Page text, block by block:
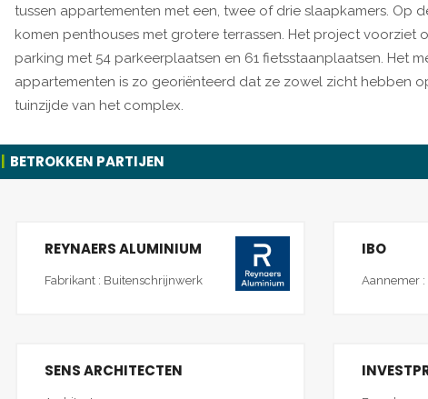
tussen appartementen met een, twee of drie slaapkamers. Op
komen penthouses met grotere terrassen. Het project voorziet
parking met 54 parkeerplaatsen en 61 fietsstaanplaatsen. Het
appartementen is zo georiënteerd dat ze zowel zicht hebben
tuinzijde van het complex.
BETROKKEN PARTIJEN
REYNAERS ALUMINIUM
Fabrikant : Buitenschrijnwerk
IBO
Aannemer
SENS ARCHITECTEN